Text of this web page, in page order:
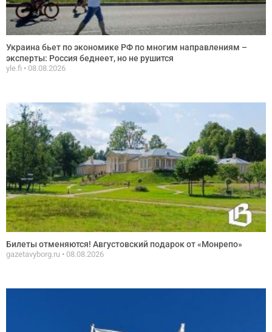
Украина бьет по экономике РФ по многим направлениям –
эксперты: Россия беднеет, но не рушится
yle.fi 08.08.2026
Билеты отменяются! Августовский подарок от «Монрепо»
gazetavyborg.ru 08.08.2026